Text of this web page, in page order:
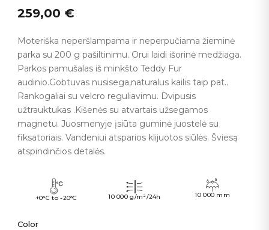
259,00 €
Moteriška neperšlampama ir neperpučiama žieminė
parka su 200 g pašiltinimu. Orui laidi išorinė medžiaga.
Parkos pamušalas iš minkšto Teddy Fur
audinio.Gobtuvas nusisega,naturalus kailis taip pat..
Rankogaliai su velcro reguliavimu. Dvipusis
užtrauktukas .Kišenės su atvartais užsegamos
magnetu. Juosmenyje įsiūta guminė juostelė su
fiksatoriais. Vandeniui atsparios klijuotos siūlės. Šviesą
atspindinčios detalės.
+0°C to -20°C 10 000 g/m²/24h 10 000 mm
Color